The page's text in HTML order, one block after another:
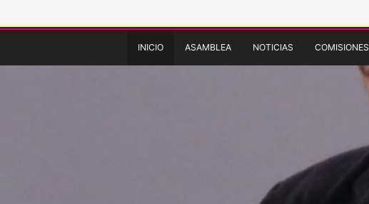
INICIO ASAMBLEA NOTICIAS COMISIONES